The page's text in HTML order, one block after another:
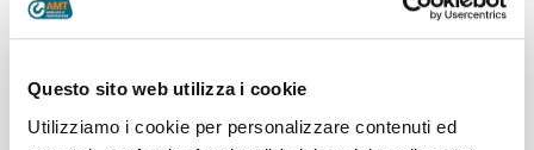
Questo sito web utilizza i cookie
Utilizziamo i cookie per personalizzare contenuti ed
Partenze dal capolinea della linea 604
giorno feriale
604 Camaldoli (Via Berghini) - Pianderlino - Via
Canevari - Staz.Brignole